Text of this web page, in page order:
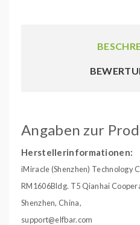
Angaben zur
Herstellerinformationen:
iMiracle (Shenzhen) Technology
RM1606Bldg. T5 Qianhai
Shenzhen, China,
support@elfbar.com